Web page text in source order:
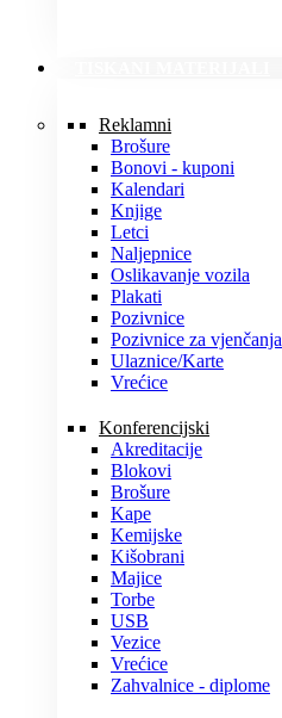
Reklamni
Brošure
Bonovi - kuponi
Kalendari
Knjige
Letci
Naljepnice
Oslikavanje vozila
Plakati
Pozivnice
Pozivnice za vjenčanja
Ulaznice/Karte
Vrećice
Konferencijski
Akreditacije
Blokovi
Brošure
Kape
Kemijske
Kišobrani
Majice
Torbe
USB
Vezice
Vrećice
Zahvalnice - diplome